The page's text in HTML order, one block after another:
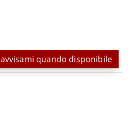
avvisami quando disponibile